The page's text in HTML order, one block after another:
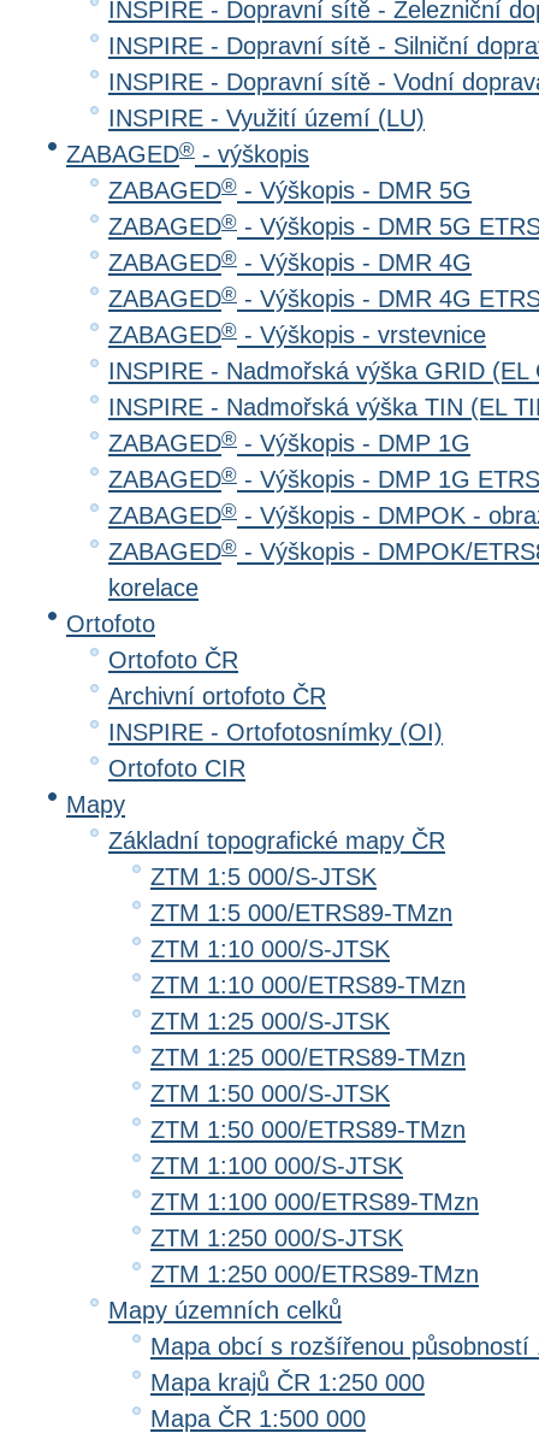
INSPIRE - Dopravní sítě - Železniční
INSPIRE - Dopravní sítě - Silniční
INSPIRE - Dopravní sítě - Vodní
INSPIRE - Využití území (LU)
ZABAGED® - výškopis
ZABAGED® - Výškopis - DMR 5G
ZABAGED® - Výškopis - DMR 5G
ZABAGED® - Výškopis - DMR 4G
ZABAGED® - Výškopis - DMR 4G
ZABAGED® - Výškopis - vrstevnice
INSPIRE - Nadmořská výška GRID (EL
INSPIRE - Nadmořská výška TIN (EL
ZABAGED® - Výškopis - DMP 1G
ZABAGED® - Výškopis - DMP 1G
ZABAGED® - Výškopis - DMPOK -
ZABAGED® - Výškopis - DMPOK/
korelace
Ortofoto
Ortofoto ČR
Archivní ortofoto ČR
INSPIRE - Ortofotosnímky (OI)
Ortofoto CIR
Mapy
Základní topografické mapy ČR
ZTM 1:5 000/S-JTSK
ZTM 1:5 000/ETRS89-TMzn
ZTM 1:10 000/S-JTSK
ZTM 1:10 000/ETRS89-TMzn
ZTM 1:25 000/S-JTSK
ZTM 1:25 000/ETRS89-TMzn
ZTM 1:50 000/S-JTSK
ZTM 1:50 000/ETRS89-TMzn
ZTM 1:100 000/S-JTSK
ZTM 1:100 000/ETRS89-TMzn
ZTM 1:250 000/S-JTSK
ZTM 1:250 000/ETRS89-TMzn
Mapy územních celků
Mapa obcí s rozšířenou působností
Mapa krajů ČR 1:250 000
Mapa ČR 1:500 000